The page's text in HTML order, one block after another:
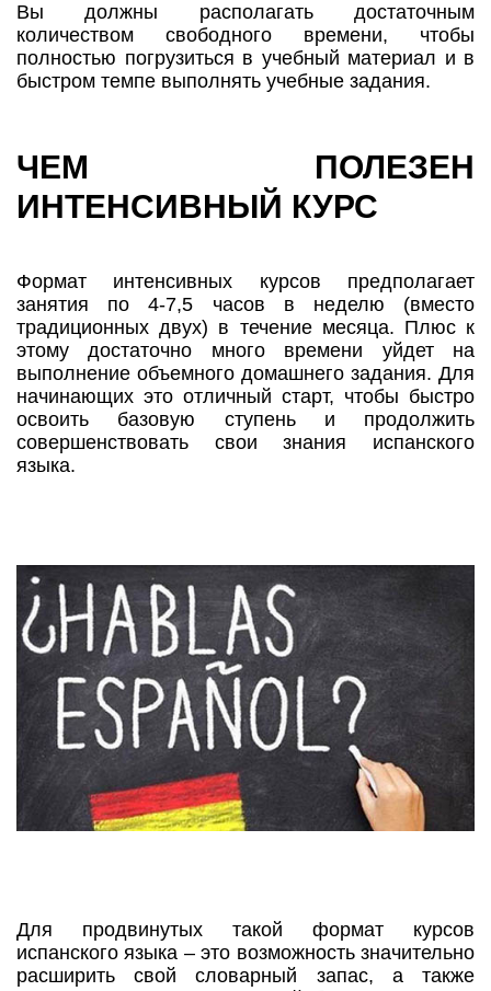
Вы должны располагать достаточным
количеством свободного времени, чтобы
полностью погрузиться в учебный материал и в
быстром темпе выполнять учебные задания.
ЧЕМ ПОЛЕЗЕН
ИНТЕНСИВНЫЙ КУРС
Формат интенсивных курсов предполагает
занятия по 4-7,5 часов в неделю (вместо
традиционных двух) в течение месяца. Плюс к
этому достаточно много времени уйдет на
выполнение объемного домашнего задания. Для
начинающих это отличный старт, чтобы быстро
освоить базовую ступень и продолжить
совершенствовать свои знания испанского
языка.
Для продвинутых такой формат курсов
испанского языка – это возможность значительно
расширить свой словарный запас, а также